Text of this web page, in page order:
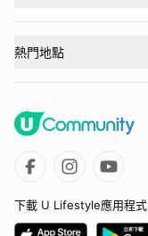
熱門地點
下載 U Lifestyle應用程式